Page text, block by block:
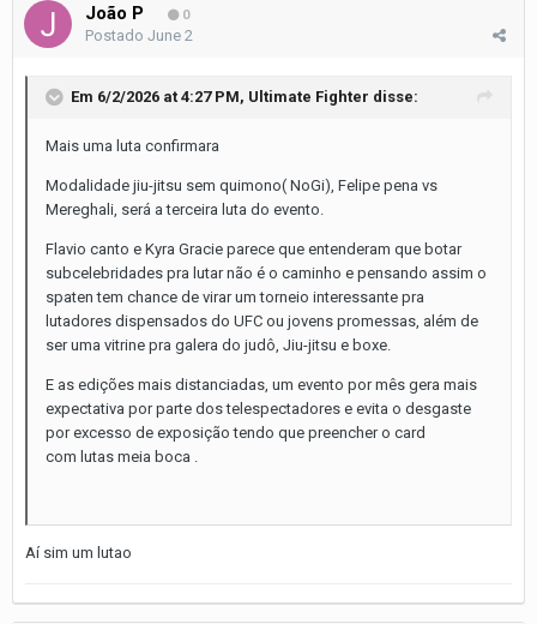
João P 0
Postado June 2
Em 6/2/2026 at 4:27 PM, Ultimate Fighter disse:
Mais uma luta confirmara
Modalidade jiu-jitsu sem quimono( NoGi), Felipe pena vs
Mereghali, será a terceira luta do evento.
Flavio canto e Kyra Gracie parece que entenderam que botar
subcelebridades pra lutar não é o caminho e pensando assim o
spaten tem chance de virar um torneio interessante pra
lutadores dispensados do UFC ou jovens promessas, além de
ser uma vitrine pra galera do judô, Jiu-jitsu e boxe.
E as edições mais distanciadas, um evento por mês gera mais
expectativa por parte dos telespectadores e evita o desgaste
por excesso de exposição tendo que preencher o card
com lutas meia boca .
Aí sim um lutao